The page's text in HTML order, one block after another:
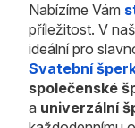
Nabízíme Vám
příležitost. V
ideální pro
Svatební
společenské
a univerzální